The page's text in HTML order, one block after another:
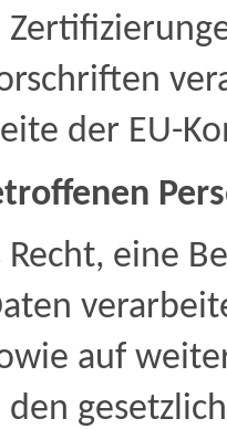
der EU-
Recht, eine
auf